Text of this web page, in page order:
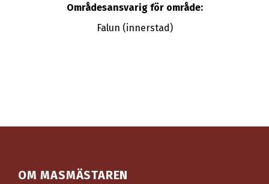
Områdesansvarig för område:
Falun (innerstad)
OM MASMÄSTAREN